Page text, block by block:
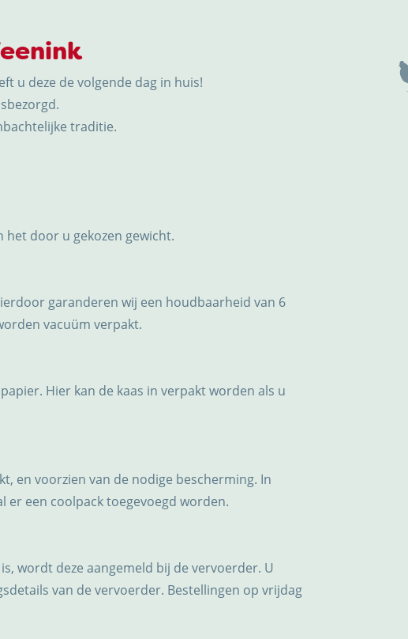
u deze de volgende dag in huis!
traditie.
het door u gekozen gewicht.
garanderen wij een houdbaarheid van 6
vacuüm verpakt.
Hier kan de kaas in verpakt worden als u
en voorzien van de nodige bescherming. In
er een coolpack toegevoegd worden.
wordt deze aangemeld bij de vervoerder. U
van de vervoerder. Bestellingen op vrijdag